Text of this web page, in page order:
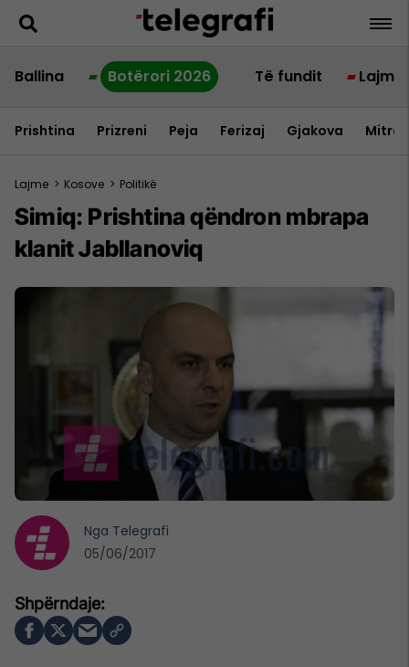
Ballina Botërori 2026 Të fundit Lajme
Prishtina Prizreni Peja Ferizaj Gjakova
Lajme > Kosove > Politikë
Simiq: Prishtina qëndron mbrapa
klanit Jabllanoviq
Nga Telegrafi
05/06/2017